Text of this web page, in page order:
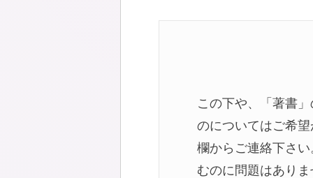
この下や、「著書
のについてはご希
欄からご連絡下さ
むのに問題はあり